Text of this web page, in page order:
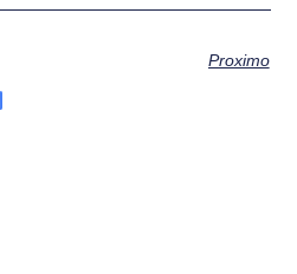
Proximo